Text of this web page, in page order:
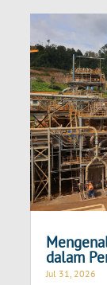
dalam
Jul 31, 2026